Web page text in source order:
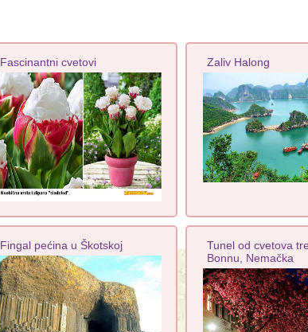
Fascinantni cvetovi Zaliv Halong
Fingal pećina u Škotskoj
Tunel od cvetova
Bonnu, Nemačka